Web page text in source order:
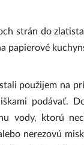
strán do
papierové
použijem na
podávať.
vody, ktorú
nerezovú